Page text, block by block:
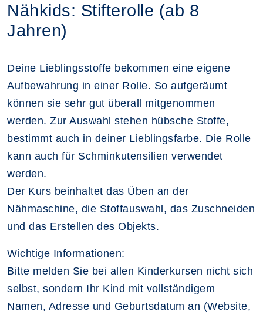
Nähkids: Stifterolle (ab 8
Jahren)
Deine Lieblingsstoffe bekommen eine eigene
Aufbewahrung in einer Rolle. So aufgeräumt
können sie sehr gut überall mitgenommen
werden. Zur Auswahl stehen hübsche Stoffe,
bestimmt auch in deiner Lieblingsfarbe. Die Rolle
kann auch für Schminkutensilien verwendet
werden.
Der Kurs beinhaltet das Üben an der
Nähmaschine, die Stoffauswahl, das Zuschneiden
und das Erstellen des Objekts.
Wichtige Informationen:
Bitte melden Sie bei allen Kinderkursen nicht sich
selbst, sondern Ihr Kind mit vollständigem
Namen, Adresse und Geburtsdatum an (Website,